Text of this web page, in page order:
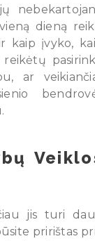
dieną
kaip įvyko,
ar
jis turi
pririštas